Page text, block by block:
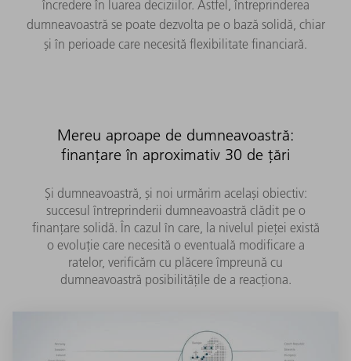
încredere în luarea deciziilor. Astfel, întreprinderea
dumneavoastră se poate dezvolta pe o bază solidă, chiar
și în perioade care necesită flexibilitate financiară.
Mereu aproape de dumneavoastră:
finanțare în aproximativ 30 de țări
Și dumneavoastră, și noi urmărim același obiectiv:
succesul întreprinderii dumneavoastră clădit pe o
finanțare solidă. În cazul în care, la nivelul pieței există
o evoluție care necesită o eventuală modificare a
ratelor, verificăm cu plăcere împreună cu
dumneavoastră posibilitățile de a reacționa.